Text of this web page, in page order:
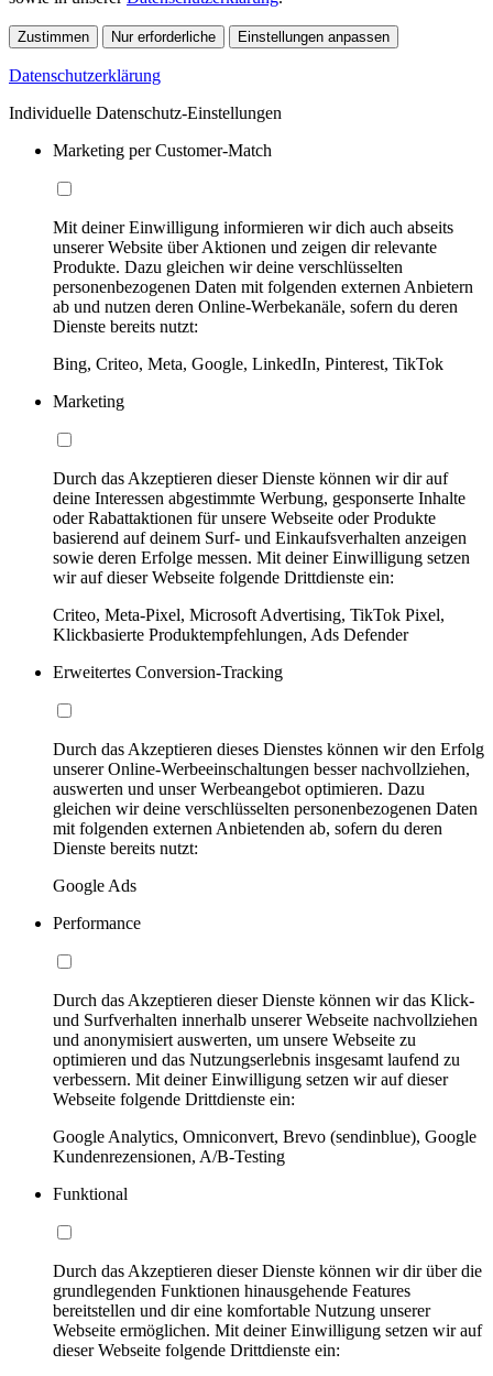
Zustimmen Nur erforderliche Einstellungen anpassen
Datenschutzerklärung
Individuelle Datenschutz-Einstellungen
Marketing per Customer-Match
Mit deiner Einwilligung informieren wir dich auch abseits
unserer Website über Aktionen und zeigen dir relevante
Produkte. Dazu gleichen wir deine verschlüsselten
personenbezogenen Daten mit folgenden externen Anbietern
ab und nutzen deren Online-Werbekanäle, sofern du deren
Dienste bereits nutzt:
Bing, Criteo, Meta, Google, LinkedIn, Pinterest, TikTok
Marketing
Durch das Akzeptieren dieser Dienste können wir dir auf
deine Interessen abgestimmte Werbung, gesponserte Inhalte
oder Rabattaktionen für unsere Webseite oder Produkte
basierend auf deinem Surf- und Einkaufsverhalten anzeigen
sowie deren Erfolge messen. Mit deiner Einwilligung setzen
wir auf dieser Webseite folgende Drittdienste ein:
Criteo, Meta-Pixel, Microsoft Advertising, TikTok Pixel,
Klickbasierte Produktempfehlungen, Ads Defender
Erweitertes Conversion-Tracking
Durch das Akzeptieren dieses Dienstes können wir den Erfolg
unserer Online-Werbeeinschaltungen besser nachvollziehen,
auswerten und unser Werbeangebot optimieren. Dazu
gleichen wir deine verschlüsselten personenbezogenen Daten
mit folgenden externen Anbietenden ab, sofern du deren
Dienste bereits nutzt:
Google Ads
Performance
Durch das Akzeptieren dieser Dienste können wir das Klick-
und Surfverhalten innerhalb unserer Webseite nachvollziehen
und anonymisiert auswerten, um unsere Webseite zu
optimieren und das Nutzungserlebnis insgesamt laufend zu
verbessern. Mit deiner Einwilligung setzen wir auf dieser
Webseite folgende Drittdienste ein:
Google Analytics, Omniconvert, Brevo (sendinblue), Google
Kundenrezensionen, A/B-Testing
Funktional
Durch das Akzeptieren dieser Dienste können wir dir über die
grundlegenden Funktionen hinausgehende Features
bereitstellen und dir eine komfortable Nutzung unserer
Webseite ermöglichen. Mit deiner Einwilligung setzen wir auf
dieser Webseite folgende Drittdienste ein: